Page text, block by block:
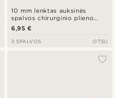
10 mm lenktas auksinės
spalvos chirurginio plieno
strypelis su smaigaliu
6,95 €
3 SPALVOS OTSU